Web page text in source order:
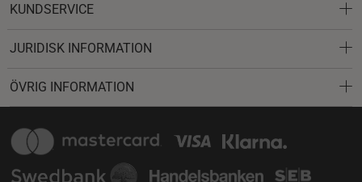
KUNDSERVICE
JURIDISK INFORMATION
ÖVRIG INFORMATION